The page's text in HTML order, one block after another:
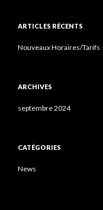
ARTICLES RÉCENTS
Nouveaux Horaires/Tarifs
ARCHIVES
septembre 2024
CATÉGORIES
News